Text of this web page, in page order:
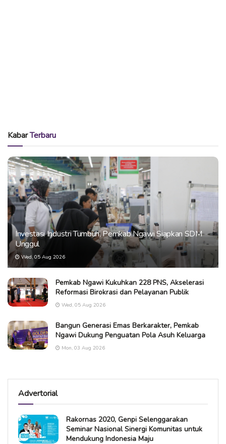
KabarTerbaru
Investasi Industri Tumbuh, Pemkab Ngawi Siapkan SDM
Unggul
Wed, 05 Aug 2026
Pemkab Ngawi Kukuhkan 228 PNS, Akselerasi
Reformasi Birokrasi dan Pelayanan Publik
Wed, 05 Aug 2026
Bangun Generasi Emas Berkarakter, Pemkab
Ngawi Dukung Penguatan Pola Asuh Keluarga
Mon, 03 Aug 2026
Advertorial
Rakornas 2020, Genpi Selenggarakan
Seminar Nasional Sinergi Komunitas untuk
Mendukung Indonesia Maju